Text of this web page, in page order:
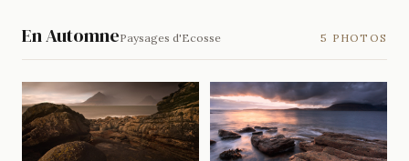
En AutomnePaysages d'Ecosse 5 PHOTOS